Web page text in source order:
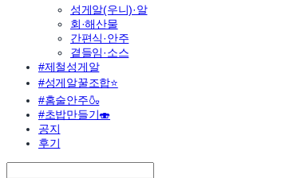
성게알(우니)·알
회·해산물
간편식·안주
곁들임·소스
#제철성게알
#성게알꿀조합⭐
#홈술안주🍶
#초밥만들기🍣
공지
후기